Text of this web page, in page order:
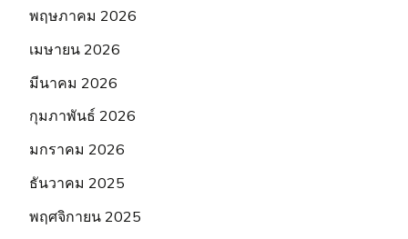
พฤษภาคม 2026
เมษายน 2026
มีนาคม 2026
กุมภาพันธ์ 2026
มกราคม 2026
ธันวาคม 2025
พฤศจิกายน 2025